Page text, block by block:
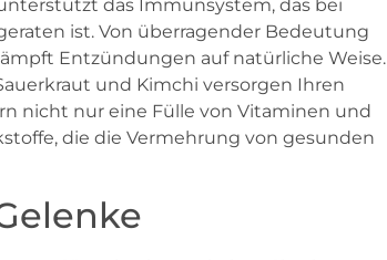
das Immunsystem, das bei
ist. Von überragender Bedeutung
Entzündungen auf natürliche Weise.
und Kimchi versorgen Ihren
nicht nur eine Fülle von Vitaminen und
die die Vermehrung von gesunden